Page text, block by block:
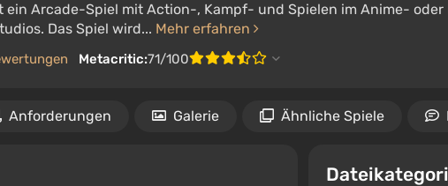
ein Arcade-Spiel mit Action-, Kampf- und Spielen im Anime- oder
Das Spiel wird... Mehr erfahren
Metacritic:71/100
Anforderungen Galerie Ähnliche Spiele